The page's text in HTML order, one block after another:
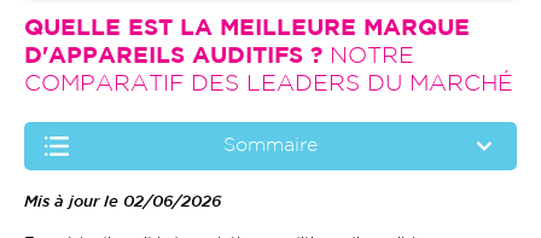
QUELLE EST LA MEILLEURE MARQUE
D'APPAREILS AUDITIFS ? NOTRE
COMPARATIF DES LEADERS DU MARCHÉ
Sommaire
Mis à jour le 02/06/2026